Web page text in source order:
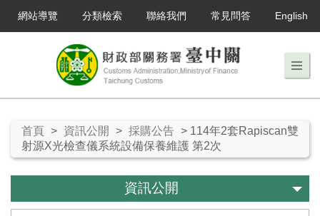
網站導覽 分類檢索 聯絡我們 常見問答 English
首頁 > 資訊公開 > 採購公告 > 114年2套Rapiscan雙
射源X光檢查儀系統設備保養維護 第2次
資訊公開